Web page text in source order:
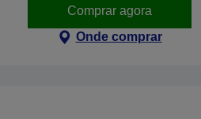
Comprar agora
Onde comprar